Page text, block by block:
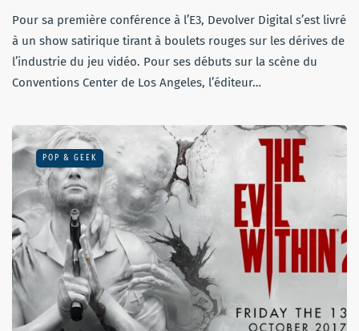
Pour sa première conférence à l’E3, Devolver Digital s’est livré
à un show satirique tirant à boulets rouges sur les dérives de
l’industrie du jeu vidéo. Pour ses débuts sur la scène du
Conventions Center de Los Angeles, l’éditeur…
POP & GEEK